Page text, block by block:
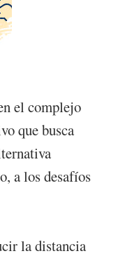
el complejo
que busca
a los desafíos
la distancia